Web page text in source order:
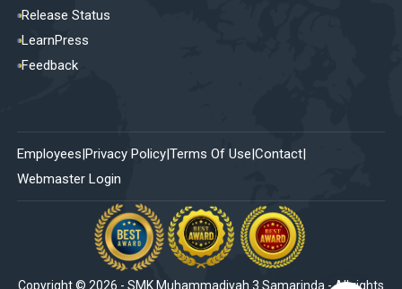
Release Status
LearnPress
Feedback
Employees Privacy Policy Terms Of Use Contact
Webmaster Login
Copyright © 2026 - SMK Muhammadiyah 3 Samarinda - All rights